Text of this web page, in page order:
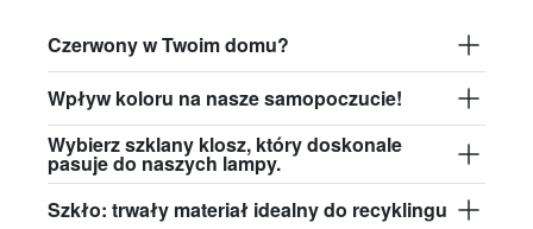
Czerwony w Twoim domu?
Wpływ koloru na nasze samopoczucie!
Wybierz szklany klosz, który doskonale
pasuje do naszych lampy.
Szkło: trwały materiał idealny do recyklingu